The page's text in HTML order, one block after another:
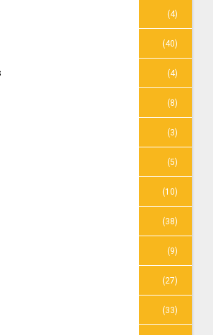
(4)
(40)
(4)
(8)
(3)
(5)
(10)
(38)
(9)
(27)
(33)